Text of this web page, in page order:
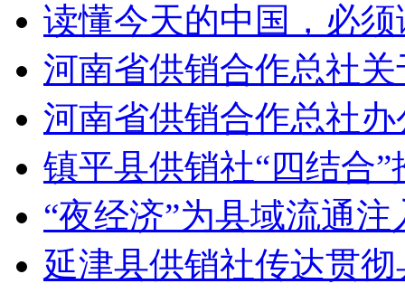
读懂今天的中国，必
河南省供销合作总社
河南省供销合作总社
镇平县供销社“四结合
“夜经济”为县域流通注
延津县供销社传达贯